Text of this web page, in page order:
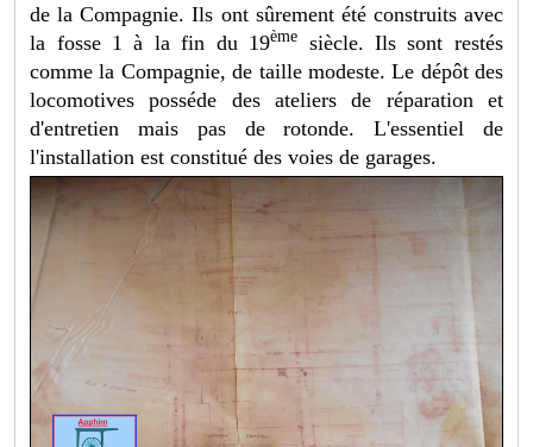
de la Compagnie. Ils ont sûrement été construits avec
la fosse 1 à la fin du 19ème
siècle. Ils sont restés
comme la Compagnie, de taille modeste. Le dépôt des
locomotives posséde des ateliers de réparation et
d'entretien mais pas de rotonde. L'essentiel de
l'installation est constitué des voies de garages.